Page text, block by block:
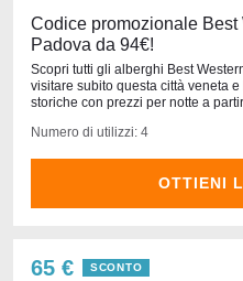
Codice promozionale
Padova da 94€!
Scopri tutti gli alberghi Best
visitare subito questa città veneta
storiche con prezzi per notte a
Numero di utilizzi: 4
OTTIENI
65 € SCONTO